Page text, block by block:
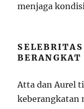
menjaga
BERANGKAT
Atta dan Aurel
keberangkatan